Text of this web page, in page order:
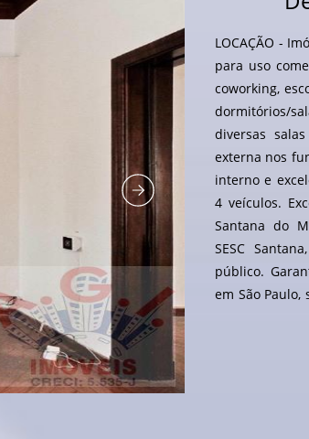
LOCAÇÃO -
para uso
coworking,
dormitórios/
diversas
externa nos
interno e
4 veículos.
Santana do
SESC
público.
em São